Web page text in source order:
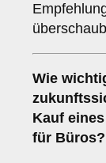
Wie
Kauf
für Büros?